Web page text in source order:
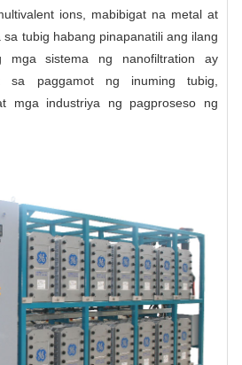
ions, mabibigat na metal at
tubig habang pinapanatili ang ilang
mga sistema ng nanofiltration ay
sa paggamot ng inuming tubig,
mga industriya ng pagproseso ng